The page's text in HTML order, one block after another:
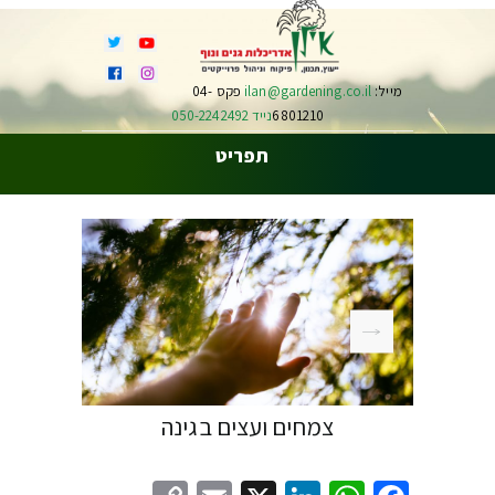
מייל:ilan@gardening.co.il
פקס 04-
6801210נייד 050-2242492
תפריט
צמחים ועצים בגינה